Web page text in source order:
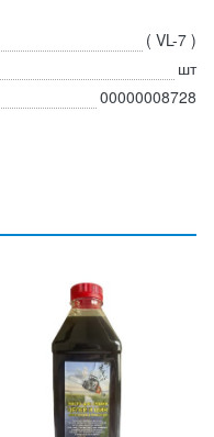
( VL-7 )
шт
00000008728